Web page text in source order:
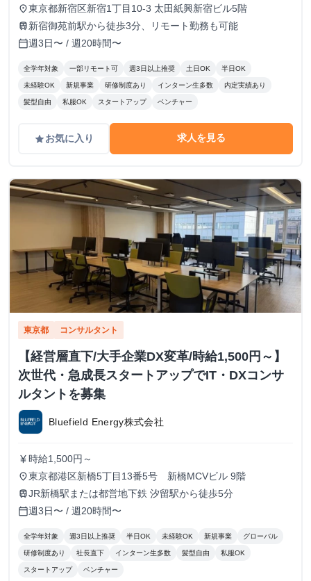
place東京都新宿区新宿1丁目10-3 太田紙興新宿ビル5階
train 新宿御苑前駅から徒歩3分、リモート勤務も可能
calendar_today週3日〜 / 週20時間〜
全学年対象 一部リモート可 週3日以上推奨 土日OK 半日OK
未経験OK 新規事業 研修制度あり インターン生多数 内定実績あり
髪型自由 私服OK スタートアップ ベンチャー
gradeお気に入り 求人を見る
東京都 コンサルタント
【経営層直下/大手企業DX変革/時給1,500円～】
次世代・急成長スタートアップでIT・DXコンサ
ルタントを募集
Bluefield Energy株式会社
currency_yen 時給1,500円～
place東京都港区新橋5丁目13番5号 新橋MCVビル 9階
trainJR新橋駅または都営地下鉄 汐留駅から徒歩5分
calendar_today週3日〜 / 週20時間〜
全学年対象 週3日以上推奨 半日OK 未経験OK 新規事業 グローバル
研修制度あり 社長直下 インターン生多数 髪型自由 私服OK
スタートアップ ベンチャー